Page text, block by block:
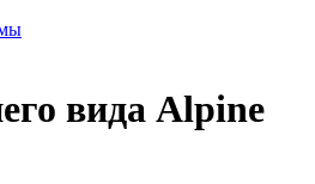
вида Alpine